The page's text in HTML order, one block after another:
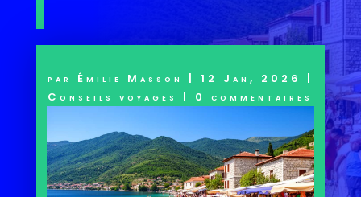
par Émilie Masson | 12 Jan, 2026
|
Conseils voyages
| 0 commentaires